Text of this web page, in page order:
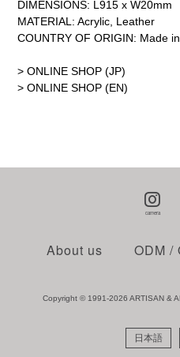
DIMENSIONS: L915 x W20mm
MATERIAL: Acrylic, Leather
COUNTRY OF ORIGIN: Made
> ONLINE SHOP (JP)
> ONLINE SHOP (EN)
About us ODM /
Copyright © 1991-2026 ARTISAN &
日本語